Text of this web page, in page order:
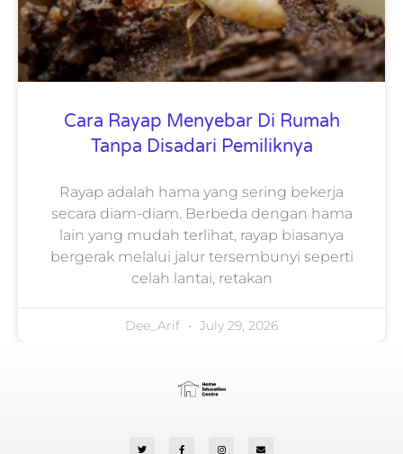
Cara Rayap Menyebar Di Rumah
Tanpa Disadari Pemiliknya
Rayap adalah hama yang sering bekerja
secara diam-diam. Berbeda dengan hama
lain yang mudah terlihat, rayap biasanya
bergerak melalui jalur tersembunyi seperti
celah lantai, retakan
Dee_Arif July 29, 2026